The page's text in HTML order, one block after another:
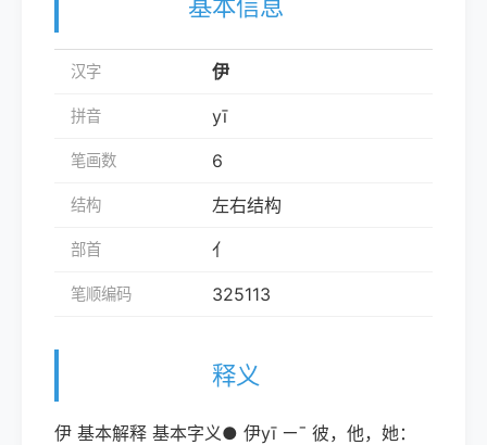
基本信息
汉字 伊
拼音 yī
笔画数 6
结构 左右结构
部首 亻
笔顺编码 325113
释义
伊 基本解释 基本字义● 伊yī ㄧˉ 彼，他，她：